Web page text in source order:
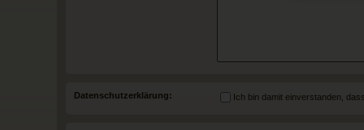
Datenschutzerklärung: Ich bin damit einverstanden,